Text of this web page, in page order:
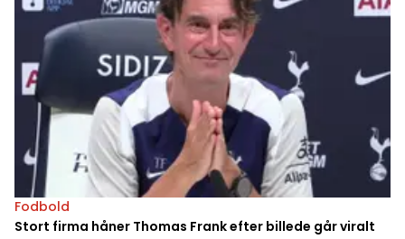
Fodbold
Stort firma håner Thomas Frank efter billede går viralt